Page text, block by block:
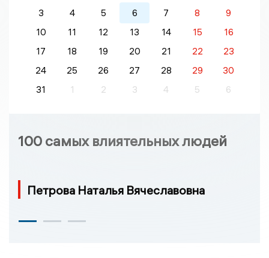
3
4 5 6 7 8
9
10
11 12 13 14 15
16
17
18 19 20 21 22
23
24
25 26 27 28 29
30
31
1 2 3 4 5 6
100 самых влиятельных людей
Петрова Наталья Вячеславовна